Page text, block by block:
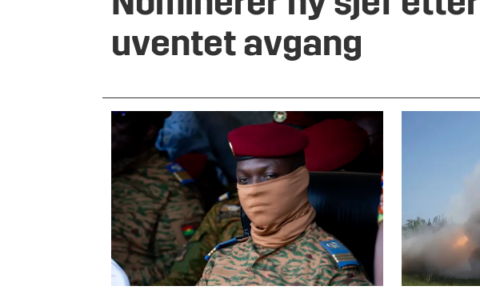
uventet avgang